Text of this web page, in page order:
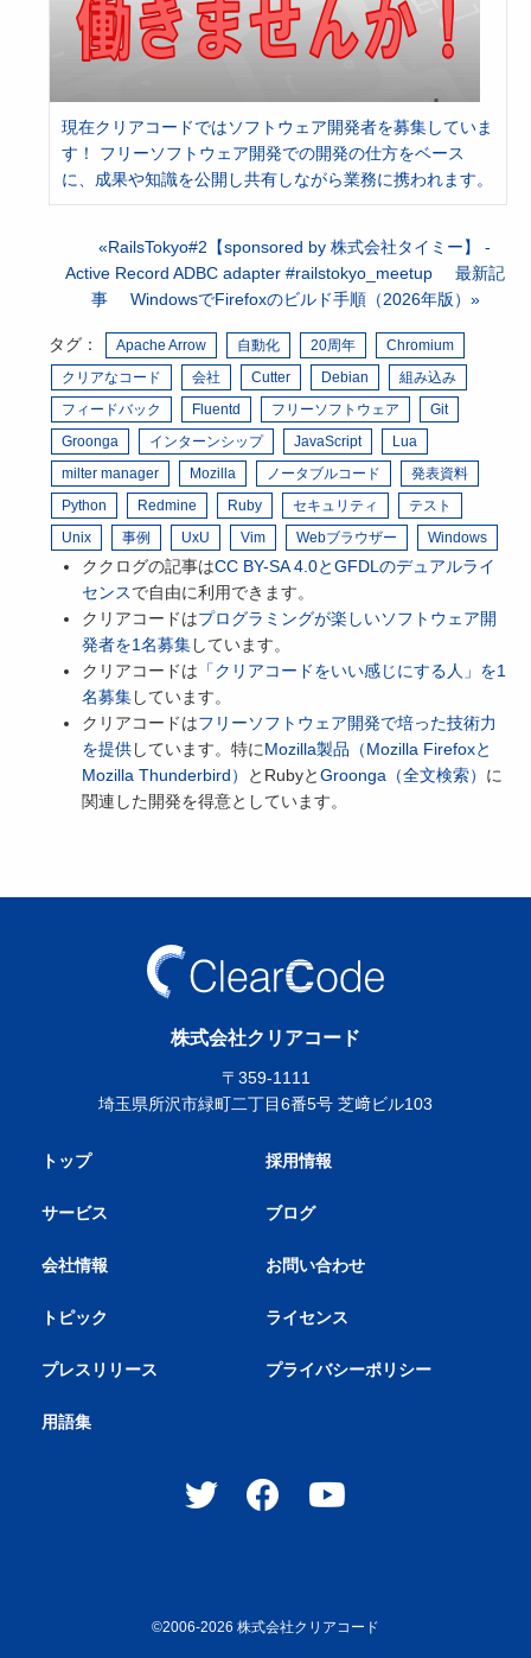
現在クリアコードではソフトウェア開発者を募集していま
す！ フリーソフトウェア開発での開発の仕方をベース
に、成果や知識を公開し共有しながら業務に携われます。
RailsTokyo#2【sponsored by 株式会社タイミー】 -
Active Record ADBC adapter #railstokyo_meetup
最新記
事
WindowsでFirefoxのビルド手順（2026年版）
タグ： Apache Arrow 自動化 20周年
Chromium
クリアなコード
会社 Cutter Debian
組み込み
フィードバック
Fluentd フリーソフトウェア
Git
Groonga
インターンシップ JavaScript
Lua
milter manager
Mozilla ノータブルコード
発表資料
Python
Redmine Ruby セキュリティ
テスト
Unix
事例 UxU Vim Webブラウザー Windows
ククログの記事はCC BY-SA 4.0とGFDLのデュアルライ
センスで自由に利用できます。
クリアコードはプログラミングが楽しいソフトウェア開
発者を1名募集しています。
クリアコードは 「クリアコードをいい感じにする人」を1
名募集しています。
クリアコードはフリーソフトウェア開発で培った技術力
を提供しています。特にMozilla製品（Mozilla Firefoxと
Mozilla Thunderbird）
とRubyとGroonga（全文検索） に
関連した開発を得意としています。
株式会社クリアコード
〒359-1111
埼玉県所沢市緑町二丁目6番5号 芝﨑ビル103
トップ
サービス
会社情報
トピック
プレスリリース
用語集
採用情報
ブログ
お問い合わせ
ライセンス
プライバシーポリシー
©2006-2026 株式会社クリアコード